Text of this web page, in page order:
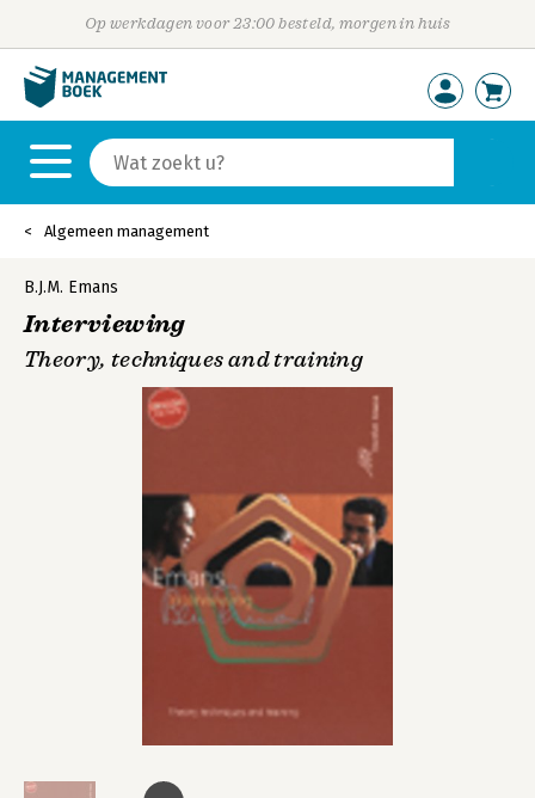
Op werkdagen voor 23:00 besteld, morgen in huis
Algemeen management
B.J.M. Emans
Interviewing
Theory, techniques and training